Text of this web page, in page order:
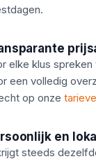
elke klus
een volledig
op onze
en
steeds